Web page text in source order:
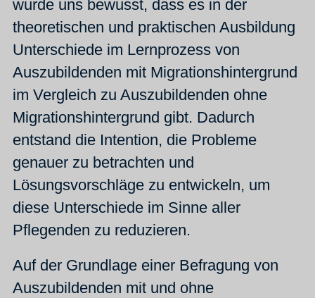
wurde uns bewusst, dass es in der
theoretischen und praktischen Ausbildung
Unterschiede im Lernprozess von
Auszubildenden mit Migrationshintergrund
im Vergleich zu Auszubildenden ohne
Migrationshintergrund gibt. Dadurch
entstand die Intention, die Probleme
genauer zu betrachten und
Lösungsvorschläge zu entwickeln, um
diese Unterschiede im Sinne aller
Pflegenden zu reduzieren.
Auf der Grundlage einer Befragung von
Auszubildenden mit und ohne